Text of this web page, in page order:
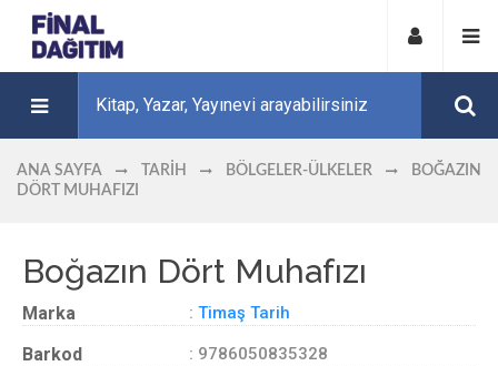
ANA SAYFA TARIH BÖLGELER-ÜLKELER
BOĞAZIN
DÖRT MUHAFIZI
Boğazın Dört Muhafızı
Marka : Timaş Tarih
Barkod : 9786050835328